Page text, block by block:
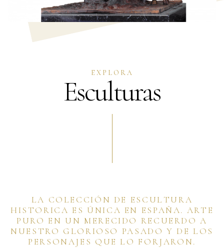
EXPLORA
Esculturas
LA COLECCIÓN DE ESCULTURA
HISTORICA ES ÚNICA EN ESPAÑA. ARTE
PURO EN UN MERECIDO RECUERDO A
NUESTRO GLORIOSO PASADO Y DE LOS
PERSONAJES QUE LO FORJARON.